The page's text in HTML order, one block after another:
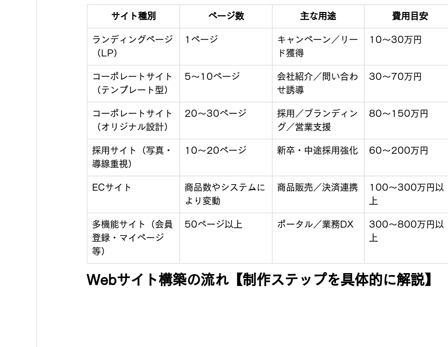
サイト種別 ページ数 主な用途 費用目安
ランディングページ
（LP）
1ページ
キャンペーン／リー
ド獲得
10〜30万円
コーポレートサイト
（テンプレート型）
5〜10ページ
会社紹介／問い合わ
せ誘導
30〜70万円
コーポレートサイト
（オリジナル設計）
20〜30ページ
採用／ブランディン
グ／営業支援
80〜150万円
採用サイト（写真・
導線重視）
10〜20ページ 新卒・中途採用強化 60〜200万円
ECサイト
商品数やシステムに
より変動
商品販売／決済連携
100〜300万円以
上
多機能サイト（会員
登録・マイページ
等）
50ページ以上 ポータル／業務DX
300〜800万円以
上
Webサイト構築の流れ【制作ステップを具体的に解説】